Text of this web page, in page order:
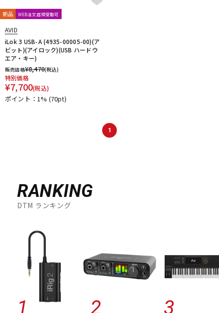
新品 WEB注文店頭受取可
AVID
iLok 3 USB-A (4935-00005-00)(ア
ビット)(アイロック)(USB ハードウ
エア・キー)
販売価格¥8,470(税込)
特別価格
¥7,700(税込)
ポイント：1% (70pt)
1
RANKING
DTM ランキング